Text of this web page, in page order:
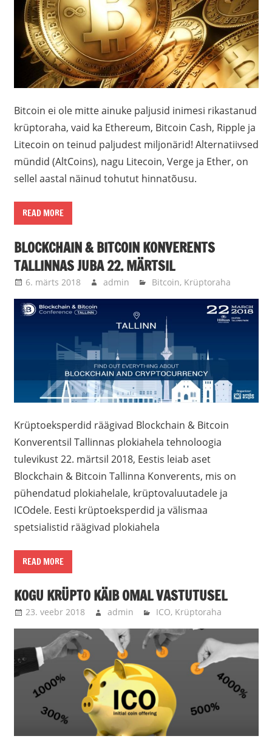
Bitcoin ei ole mitte ainuke paljusid inimesi rikastanud
krüptoraha, vaid ka Ethereum, Bitcoin Cash, Ripple ja
Litecoin on teinud paljudest miljonärid! Alternatiivsed
mündid (AltCoins), nagu Litecoin, Verge ja Ether, on
sellel aastal näinud tohutut hinnatõusu.
READ MORE
BLOCKCHAIN & BITCOIN KONVERENTS
TALLINNAS JUBA 22. MÄRTSIL
6. märts 2018 admin Bitcoin, Krüptoraha
Krüptoeksperdid räägivad Blockchain & Bitcoin
Konverentsil Tallinnas plokiahela tehnoloogia
tulevikust 22. märtsil 2018, Eestis leiab aset
Blockchain & Bitcoin Tallinna Konverents, mis on
pühendatud plokiahelale, krüptovaluutadele ja
ICOdele. Eesti krüptoeksperdid ja välismaa
spetsialistid räägivad plokiahela
READ MORE
KOGU KRÜPTO KÄIB OMAL VASTUTUSEL
23. veebr 2018 admin ICO, Krüptoraha